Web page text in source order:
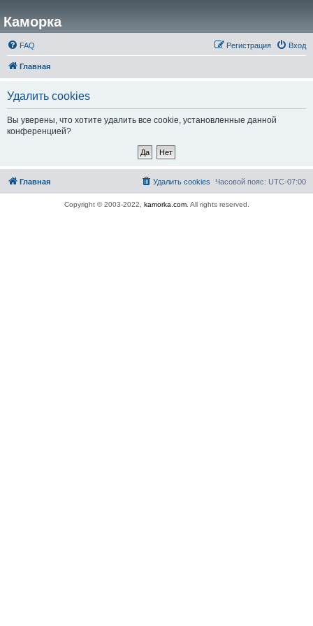
Каморка
FAQ Вход
Регистрация
Главная
Удалить cookies
Вы уверены, что хотите удалить все cookie, установленные данной
конференцией?
Главная Часовой пояс: UTC-07:00
Удалить cookies
Copyright © 2003-2022, kamorka.com. All rights reserved.